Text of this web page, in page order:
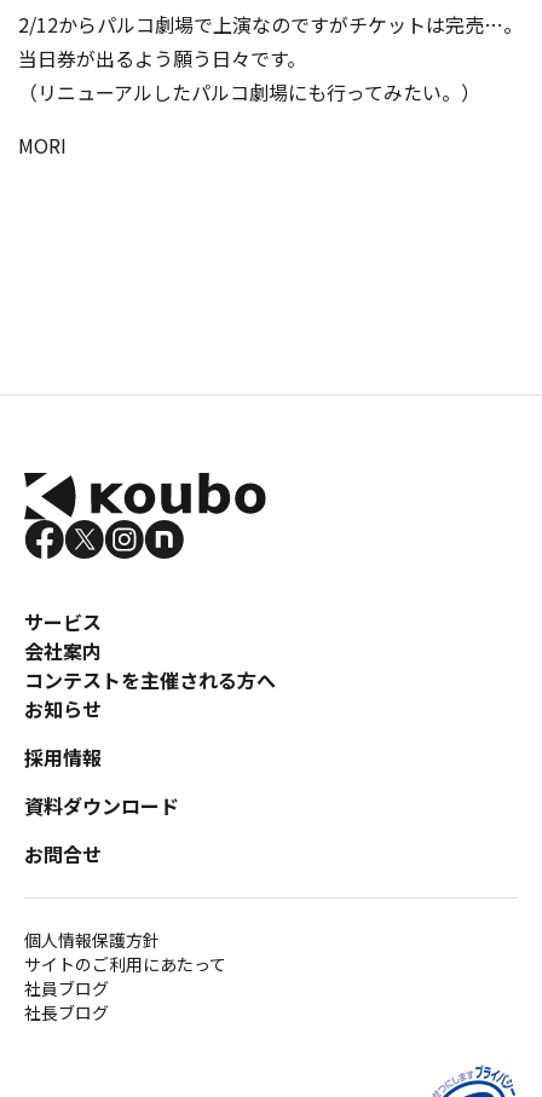
2/12からパルコ劇場で上演なのですがチケットは完売…。
当日券が出るよう願う日々です。
（リニューアルしたパルコ劇場にも行ってみたい。）
MORI
サービス
会社案内
コンテストを主催される方へ
お知らせ
採用情報
資料ダウンロード
お問合せ
個人情報保護方針
サイトのご利用にあたって
社員ブログ
社長ブログ